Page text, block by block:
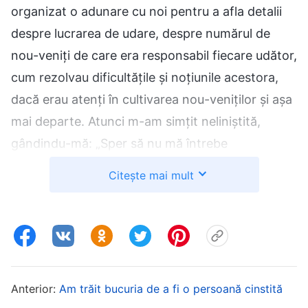
organizat o adunare cu noi pentru a afla detalii
despre lucrarea de udare, despre numărul de
nou-veniți de care era responsabil fiecare udător,
cum rezolvau dificultățile și noțiunile acestora,
dacă erau atenți în cultivarea nou-veniților și așa
mai departe. Atunci m-am simțit neliniștită,
gândindu-mă: „Sper să nu mă întrebe
care nu le-am implementat complet și câteva
pot explica!” Dar lucrurile s-au desfășurat exact
afișez o mină calmă, dar, în sinea mea, îmi venea
Citește mai mult
Anterior: Am trăit bucuria de a fi o persoană cinstită